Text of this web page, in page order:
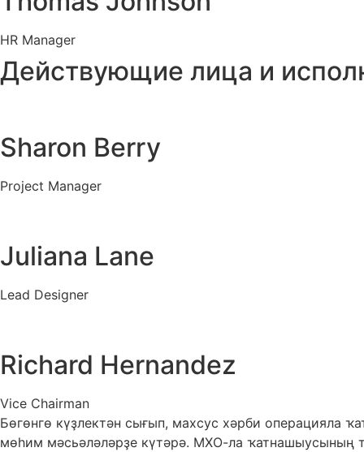
HR Manager
Действующие лица и
Sharon Berry
Project Manager
Juliana Lane
Lead Designer
Richard Hernandez
Vice Chairman
Бөгөнгө күҙлектән сығып, махсус хәрби операцияла
мөһим мәсьәләләрҙе күтәрә. МХО-ла ҡатнашыусының